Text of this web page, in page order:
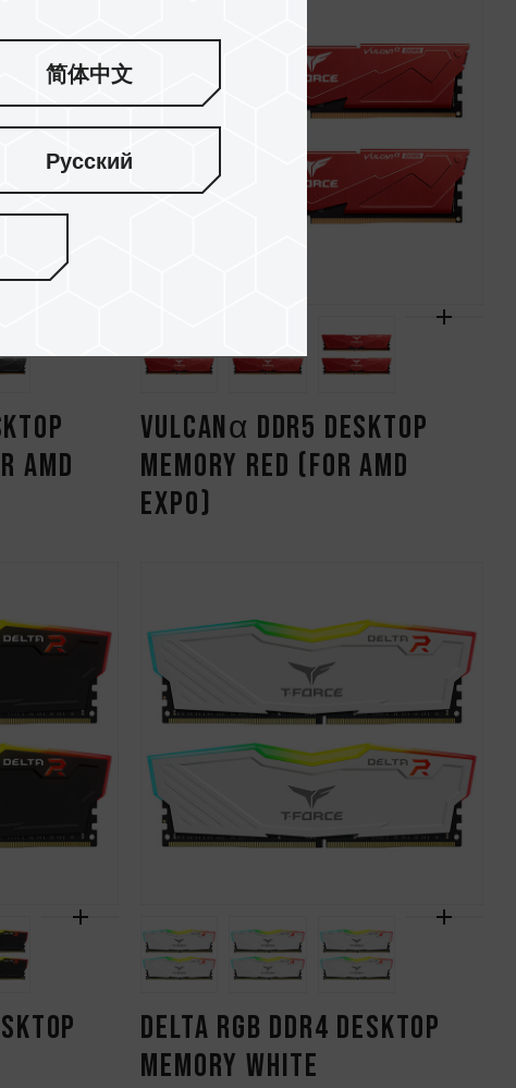
AMD
VULCANα DDR5 DESKTOP
MEMORY RED (FOR AMD
EXPO)
DELTA RGB DDR4 DESKTOP
MEMORY WHITE
简体中文
Русский